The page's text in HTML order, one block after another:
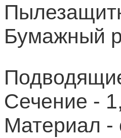
Бумажный
Сечение -
Материал -